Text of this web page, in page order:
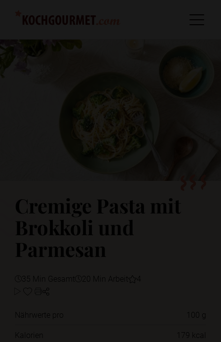
Cremige Pasta mit
Brokkoli und
Parmesan
35 Min Gesamt 20 Min Arbeit 4
Nährwerte pro
100 g
Kalorien
179 kcal